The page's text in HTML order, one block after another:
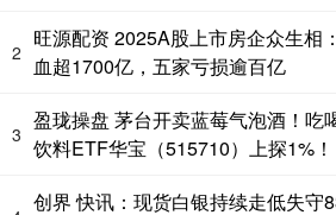
2
旺源配资 2025A股上市房企众生相
血超1700亿，五家亏损逾百亿
3
盈珑操盘 茅台开卖蓝莓气泡酒！吃
饮料ETF华宝（515710）上探1%！
创界 快讯：现货白银持续走低失守